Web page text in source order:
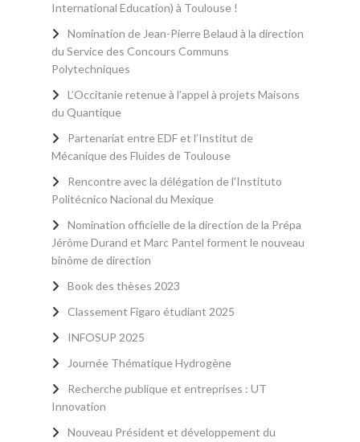
International Education) à Toulouse !
Nomination de Jean-Pierre Belaud à la direction
du Service des Concours Communs
Polytechniques
L’Occitanie retenue à l’appel à projets Maisons
du Quantique
Partenariat entre EDF et l’Institut de
Mécanique des Fluides de Toulouse
Rencontre avec la délégation de l'Instituto
Politécnico Nacional du Mexique
Nomination officielle de la direction de la Prépa
Jérôme Durand et Marc Pantel forment le nouveau
binôme de direction
Book des thèses 2023
Classement Figaro étudiant 2025
INFOSUP 2025
Journée Thématique Hydrogène
Recherche publique et entreprises : UT
Innovation
Nouveau Président et développement du